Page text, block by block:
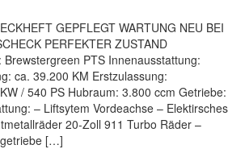
GEPFLEGT WARTUNG NEU BEI
PERFEKTER ZUSTAND
PTS Innenausstattung:
ca. 39.200 KM Erstzulassung:
/ 540 PS Hubraum: 3.800 ccm Getriebe:
– Liftsytem Vordeachse – Elektirsches
20-Zoll 911 Turbo Räder –
[…]